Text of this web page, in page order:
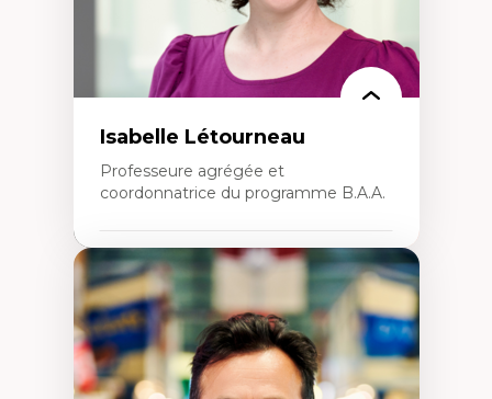
Problématiques relatives à l’intelligence
artificielle, l’apprentissage machine et les
hautes technologies
Féminismes et nouvelles technologies
Isabelle Létourneau
Professeure agrégée et
coordonnatrice du programme B.A.A.
Expertises
Conciliation travail-vie personnelle
Gestion des ressources humaines
(attraction et fidélisation de la main-
d’œuvre)
Responsabilité sociale des organisations
Interventions organisationnelles